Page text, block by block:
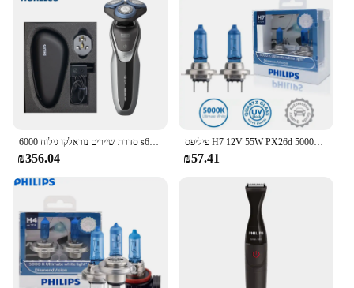
₪356.04
פיליפס H7 12V 55W PX26d 5000K יהלומי חזון הלוגן פנס המכונית אור קר כחול Ultra לבן כללי רכב אור 12972DVS2 2pcs
₪57.41